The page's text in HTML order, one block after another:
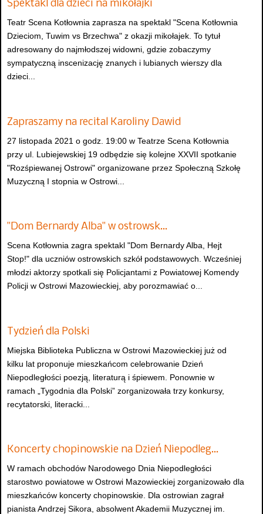
Spektakl dla dzieci na mikołajki
Teatr Scena Kotłownia zaprasza na spektakl "Scena Kotłownia
Dzieciom, Tuwim vs Brzechwa" z okazji mikołajek. To tytuł
adresowany do najmłodszej widowni, gdzie zobaczymy
sympatyczną inscenizację znanych i lubianych wierszy dla
dzieci...
Zapraszamy na recital Karoliny Dawid
27 listopada 2021 o godz. 19:00 w Teatrze Scena Kotłownia
przy ul. Lubiejewskiej 19 odbędzie się kolejne XXVII spotkanie
"Rozśpiewanej Ostrowi" organizowane przez Społeczną Szkołę
Muzyczną I stopnia w Ostrowi...
"Dom Bernardy Alba" w ostrowsk…
Scena Kotłownia zagra spektakl "Dom Bernardy Alba, Hejt
Stop!" dla uczniów ostrowskich szkół podstawowych. Wcześniej
młodzi aktorzy spotkali się Policjantami z Powiatowej Komendy
Policji w Ostrowi Mazowieckiej, aby porozmawiać o...
Tydzień dla Polski
Miejska Biblioteka Publiczna w Ostrowi Mazowieckiej już od
kilku lat proponuje mieszkańcom celebrowanie Dzień
Niepodległości poezją, literaturą i śpiewem. Ponownie w
ramach „Tygodnia dla Polski” zorganizowała trzy konkursy,
recytatorski, literacki...
Koncerty chopinowskie na Dzień Niepodleg…
W ramach obchodów Narodowego Dnia Niepodległości
starostwo powiatowe w Ostrowi Mazowieckiej zorganizowało dla
mieszkańców koncerty chopinowskie. Dla ostrowian zagrał
pianista Andrzej Sikora, absolwent Akademii Muzycznej im.